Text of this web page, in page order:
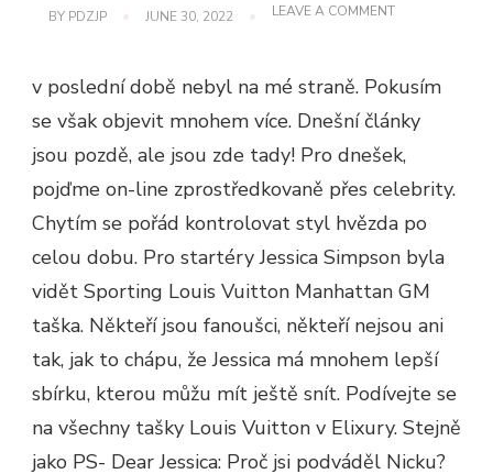
BY PDZJP JUNE 30, 2022 LEAVE A COMMENTON
VUITTON
GM
v poslední době nebyl na mé straně. Pokusím
se však objevit mnohem více. Dnešní články
jsou pozdě, ale jsou zde tady! Pro dnešek,
pojďme on-line zprostředkovaně přes celebrity.
Chytím se pořád kontrolovat styl hvězda po
celou dobu. Pro startéry Jessica Simpson byla
vidět Sporting Louis Vuitton Manhattan GM
taška. Někteří jsou fanoušci, někteří nejsou ani
tak, jak to chápu, že Jessica má mnohem lepší
sbírku, kterou můžu mít ještě snít. Podívejte se
na všechny tašky Louis Vuitton v Elixury. Stejně
jako PS- Dear Jessica: Proč jsi podváděl Nicku?